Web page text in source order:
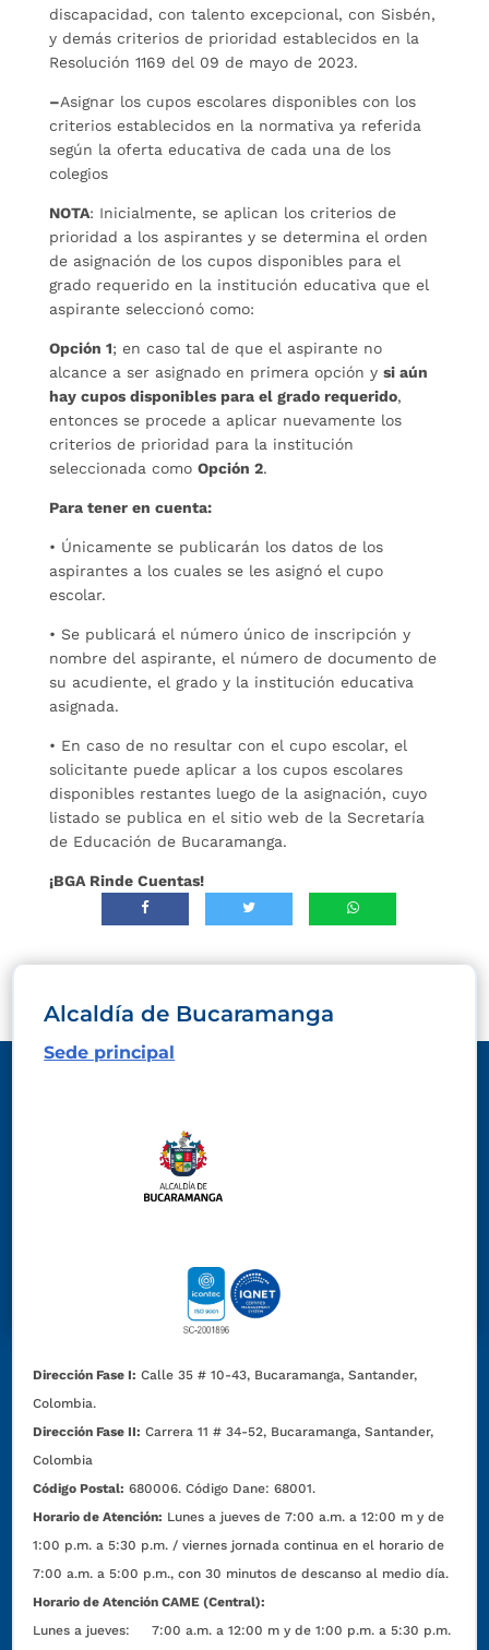
discapacidad, con talento excepcional, con Sisbén,
y demás criterios de prioridad establecidos en la
Resolución 1169 del 09 de mayo de 2023.
–Asignar los cupos escolares disponibles con los
criterios establecidos en la normativa ya referida
según la oferta educativa de cada una de los
colegios
NOTA: Inicialmente, se aplican los criterios de
prioridad a los aspirantes y se determina el orden
de asignación de los cupos disponibles para el
grado requerido en la institución educativa que el
aspirante seleccionó como:
Opción 1; en caso tal de que el aspirante no
alcance a ser asignado en primera opción y si aún
hay cupos disponibles para el grado requerido,
entonces se procede a aplicar nuevamente los
criterios de prioridad para la institución
seleccionada como Opción 2.
Para tener en cuenta:
• Únicamente se publicarán los datos de los
aspirantes a los cuales se les asignó el cupo
escolar.
• Se publicará el número único de inscripción y
nombre del aspirante, el número de documento de
su acudiente, el grado y la institución educativa
asignada.
• En caso de no resultar con el cupo escolar, el
solicitante puede aplicar a los cupos escolares
disponibles restantes luego de la asignación, cuyo
listado se publica en el sitio web de la Secretaría
de Educación de Bucaramanga.
¡BGA Rinde Cuentas!
Alcaldía de Bucaramanga
Sede principal
Dirección Fase I: Calle 35 # 10-43, Bucaramanga, Santander,
Colombia.
Dirección Fase II: Carrera 11 # 34-52, Bucaramanga, Santander,
Colombia
Código Postal: 680006. Código Dane: 68001.
Horario de Atención: Lunes a jueves de 7:00 a.m. a 12:00 m y de
1:00 p.m. a 5:30 p.m. / viernes jornada continua en el horario de
7:00 a.m. a 5:00 p.m., con 30 minutos de descanso al medio día.
Horario de Atención CAME (Central):
Lunes a jueves: 7:00 a.m. a 12:00 m y de 1:00 p.m. a 5:30 p.m.